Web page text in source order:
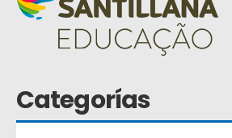
Categorías